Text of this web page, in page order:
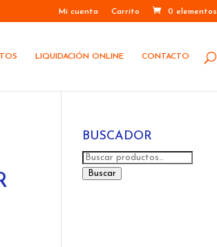
Mi cuenta Carrito 0 elementos
LIQUIDACIÓN ONLINE CONTACTO
BUSCADOR
Buscar
por:
Buscar